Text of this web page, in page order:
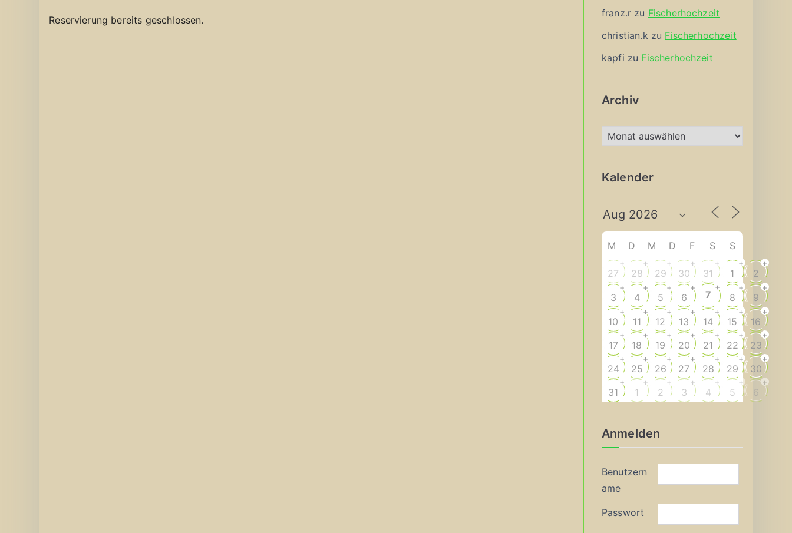
Reservierung bereits geschlossen.
franz.r zu Fischerhochzeit
christian.k zu Fischerhochzeit
kapfi zu Fischerhochzeit
Archiv
r
h
v
Kalender
M D M D F S S
27
+
28
+
29
+
30
+
31
+
1
+
2
+
3
+
4
+
5
+
6
+
7
+
8
+
9
+
10
+
11
+
12
+
13
+
14
+
15
+
16
+
17
+
18
+
19
+
20
+
21
+
22
+
23
+
24
+
25
+
26
+
27
+
28
+
29
+
30
+
31
+
1
+
2
+
3
+
4
+
5
+
6
+
Anmelden
Benutzern
ame
Passwort